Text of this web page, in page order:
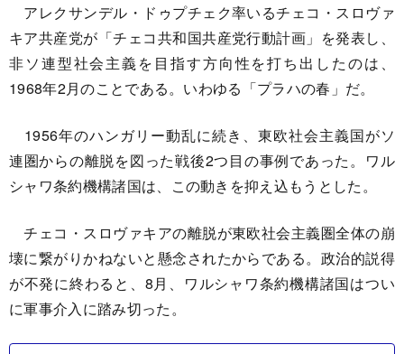
アレクサンデル・ドゥプチェク率いるチェコ・スロヴァ
キア共産党が「チェコ共和国共産党行動計画」を発表し、
非ソ連型社会主義を目指す方向性を打ち出したのは、
1968年2月のことである。いわゆる「プラハの春」だ。
1956年のハンガリー動乱に続き、東欧社会主義国がソ
連圏からの離脱を図った戦後2つ目の事例であった。ワル
シャワ条約機構諸国は、この動きを抑え込もうとした。
チェコ・スロヴァキアの離脱が東欧社会主義圏全体の崩
壊に繋がりかねないと懸念されたからである。政治的説得
が不発に終わると、8月、ワルシャワ条約機構諸国はつい
に軍事介入に踏み切った。